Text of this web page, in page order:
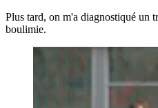
Plus tard, on m'a diagnostiqué un
boulimie.